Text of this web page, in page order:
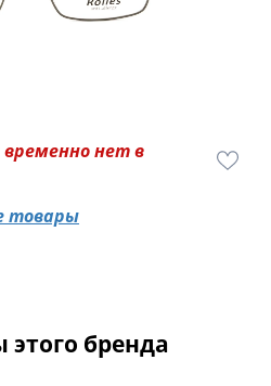
нет в
товары
бренда